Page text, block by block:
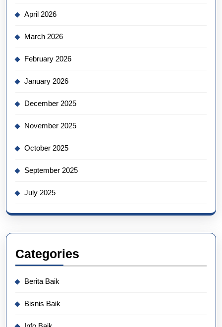
April 2026
March 2026
February 2026
January 2026
December 2025
November 2025
October 2025
September 2025
July 2025
Categories
Berita Baik
Bisnis Baik